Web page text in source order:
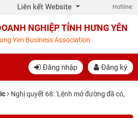
Liên kết Website Hotline:
NGHIỆP TỈNH HƯNG YÊN
Yen Business Association
Đăng nhập Đăng ký
Nghị quyết 68: 'Lệnh mở đường đã có,